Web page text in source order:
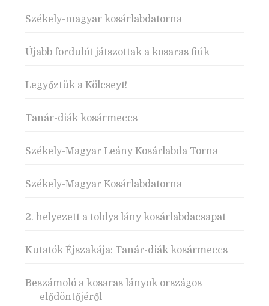
Székely-magyar kosárlabdatorna
Újabb fordulót játszottak a kosaras fiúk
Legyőztük a Kölcseyt!
Tanár-diák kosármeccs
Székely-Magyar Leány Kosárlabda Torna
Székely-Magyar Kosárlabdatorna
2. helyezett a toldys lány kosárlabdacsapat
Kutatók Éjszakája: Tanár-diák kosármeccs
Beszámoló a kosaras lányok országos
elődöntőjéről